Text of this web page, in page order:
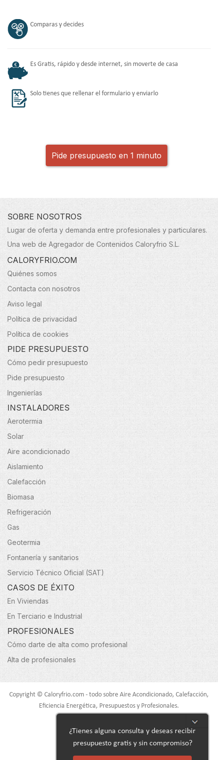
Comparas y decides
Es Gratis, rápido y desde internet, sin moverte de casa
Solo tienes que rellenar el formulario y enviarlo
Pide presupuesto en 1 minuto
SOBRE NOSOTROS
Lugar de oferta y demanda entre profesionales y particulares.
Una web de Agregador de Contenidos Caloryfrio S.L.
CALORYFRIO.COM
Quiénes somos
Contacta con nosotros
Aviso legal
Política de privacidad
Política de cookies
PIDE PRESUPUESTO
Cómo pedir presupuesto
Pide presupuesto
Ingenierías
INSTALADORES
Aerotermia
Solar
Aire acondicionado
Aislamiento
Calefacción
Biomasa
Refrigeración
Gas
Geotermia
Fontanería y sanitarios
Servicio Técnico Oficial (SAT)
CASOS DE ÉXITO
En Viviendas
En Terciario e Industrial
PROFESIONALES
Cómo darte de alta como profesional
Alta de profesionales
Copyright © Caloryfrio.com - todo sobre Aire Acondicionado, Calefacción,
Eficiencia Energética, Presupuestos y Profesionales.